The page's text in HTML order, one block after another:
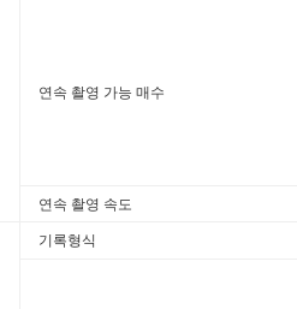
연속 촬영 가능 매수
연속 촬영 속도
기록형식